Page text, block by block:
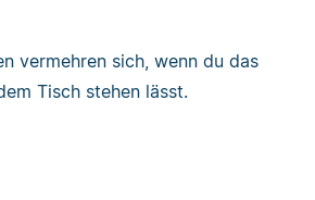
vermehren sich, wenn du das
Tisch stehen lässt.